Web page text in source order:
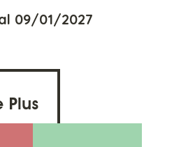
09/01/2027
Plus